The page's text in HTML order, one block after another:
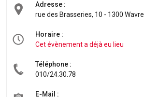
Adresse :
rue des Brasseries, 10 - 1300 Wavre
Horaire :
Cet évènement a déjà eu lieu
Téléphone :
010/24.30.78
E-Mail :